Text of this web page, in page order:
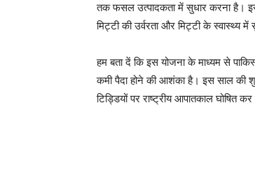
तक फसल उत्पादकता में सुधार करना है।
मिट्टी की उर्वरता और मिट्टी के स्वास्थ्य में
हम बता दें कि इस योजना के माध्यम से
कमी पैदा होने की आशंका है। इस साल की
टिड्डियों पर राष्ट्रीय आपातकाल घोषित कर